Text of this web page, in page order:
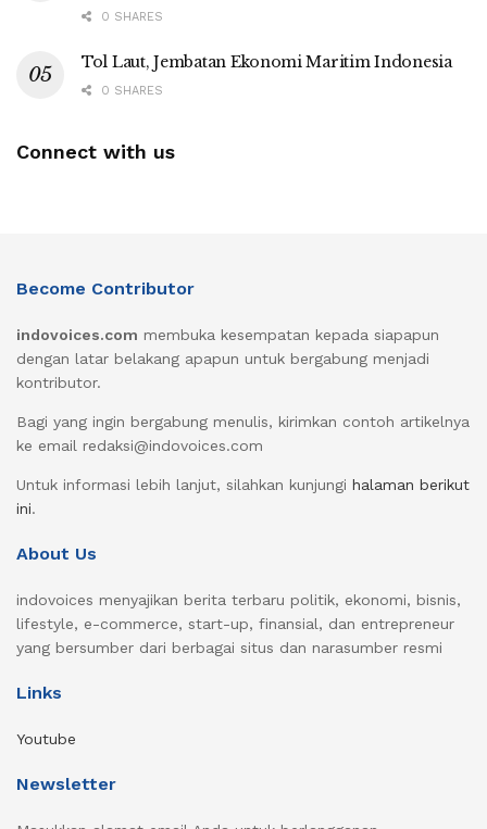
0 SHARES
Tol Laut, Jembatan Ekonomi Maritim Indonesia
0 SHARES
Connect with us
Become Contributor
indovoices.com membuka kesempatan kepada siapapun
dengan latar belakang apapun untuk bergabung menjadi
kontributor.
Bagi yang ingin bergabung menulis, kirimkan contoh artikelnya
ke email redaksi@indovoices.com
Untuk informasi lebih lanjut, silahkan kunjungi halaman berikut
ini.
About Us
indovoices menyajikan berita terbaru politik, ekonomi, bisnis,
lifestyle, e-commerce, start-up, finansial, dan entrepreneur
yang bersumber dari berbagai situs dan narasumber resmi
Links
Youtube
Newsletter